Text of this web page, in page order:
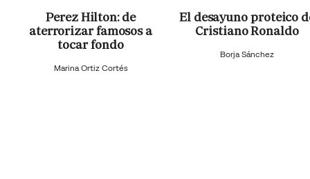
Perez Hilton: de
aterrorizar famosos a
tocar fondo
Marina Ortiz Cortés
El desayuno proteico
Cristiano Ronaldo
Borja Sánchez